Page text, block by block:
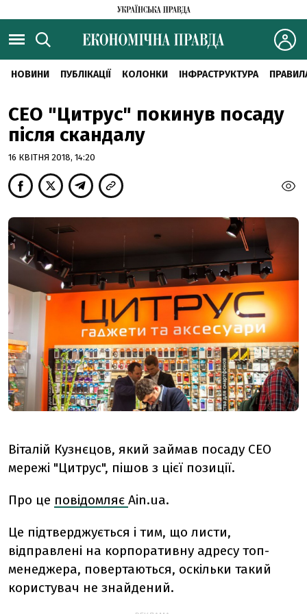
НОВИНИ ПУБЛІКАЦІЇ КОЛОНКИ ІНФРАСТРУКТУРА
CEO "Цитрус" покинув посаду
після скандалу
16 КВІТНЯ 2018, 14:20
Віталій Кузнєцов, який займав посаду CEO
мережі "Цитрус", пішов з цієї позиції.
Про це повідомляє Ain.ua.
Це підтверджується і тим, що листи,
відправлені на корпоративну адресу топ-
менеджера, повертаються, оскільки такий
користувач не знайдений.